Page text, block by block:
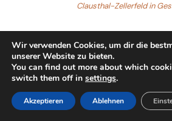
Clausthal-Zellerfeld in
Wir verwenden Cookies, um dir die
unserer Website zu bieten.
You can find out more about which
switch them off in settings.
Akzeptieren Ablehnen